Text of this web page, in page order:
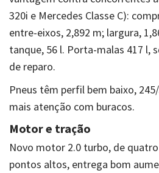
320i e Mercedes Classe C):
entre-eixos, 2,892 m; largura,
tanque, 56 l. Porta-malas 417 l,
de reparo.
Pneus têm perfil bem baixo,
mais atenção com buracos.
Motor e tração
Novo motor 2.0 turbo, de
pontos altos, entrega bom